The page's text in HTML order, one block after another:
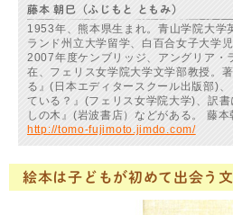
藤本 朝巳（ふじもと ともみ）
1953年、熊本県生まれ。青山学院大学
ランド州立大学留学、白百合女子大学
2007年度ケンブリッジ、アングリア・
在、フェリス女学院大学文学部教授。
る』(日本エディタースクール出版部)
ている？』(フェリス女学院大学)、訳
しの木』(岩波書店）などがある。 藤
http://tomo-fujimoto.jimdo.com/
絵本は子どもが初めて出会う